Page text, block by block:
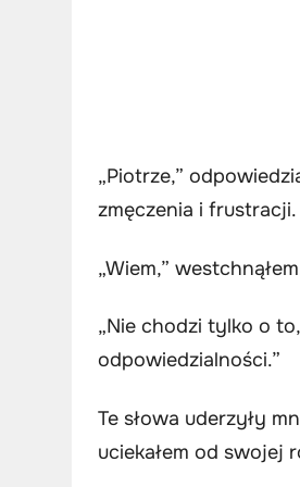
„Piotrze,”
zmęczenia i frustracji.
„Wiem,”
„Nie chodzi tylko o
odpowiedzialności.”
Te słowa uderzyły
uciekałem od swojej